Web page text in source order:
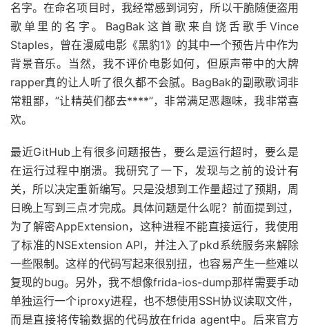
名字。在命名项目时，我经常感到词穷，所以干脆随便盗用
歌单里的名字。BagBak这首歌来自饶舌歌手Vince
Staples，曾在漫威电影《黑豹1》的其中一个预告片中作为
背景音乐。当然，我不评价电影如何，但原声带中的大牌
rapper真的让人听了很久都不会腻。BagBak的副歌歌词非
常粗鄙，”让精英们都去****”，非常满足恶趣味，我非常喜
欢。
最近GitHub上有很多问题报告，要么是运行超时，要么是
在运行过程中崩溃。我研究了一下，发现与之前的设计有
关，所以决定重新编写。只是没想到工作量超过了预期，周
日晚上写到三点才完成。具体问题是什么呢？前面提到过，
为了解密AppExtension，这种进程不能直接运行，我使用
了标准的NSExtension API，并注入了pkd系统服务来解除
一些限制。这样的代码写起来很别扭，也容易产生一些难以
复现的bug。另外，我不想像frida-ios-dump那样需要手动
单独运行一个iproxy进程，也不想使用SSH协议读取文件，
而是直接将传输数据的代码放在frida agent中。后来官方